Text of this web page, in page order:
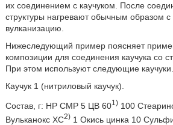
их соединением с каучуком. После
структуры нагревают обычным образом
вулканизацию.
Нижеследующий пример поясняет
композиции для соединения каучука со
При этом используют следующие каучуки.
Каучук 1 (нитриловый каучук).
Состав, г: НР СМР 5 ЦВ 601)100
Вульканокс ХС2)1 Окись цинка 10